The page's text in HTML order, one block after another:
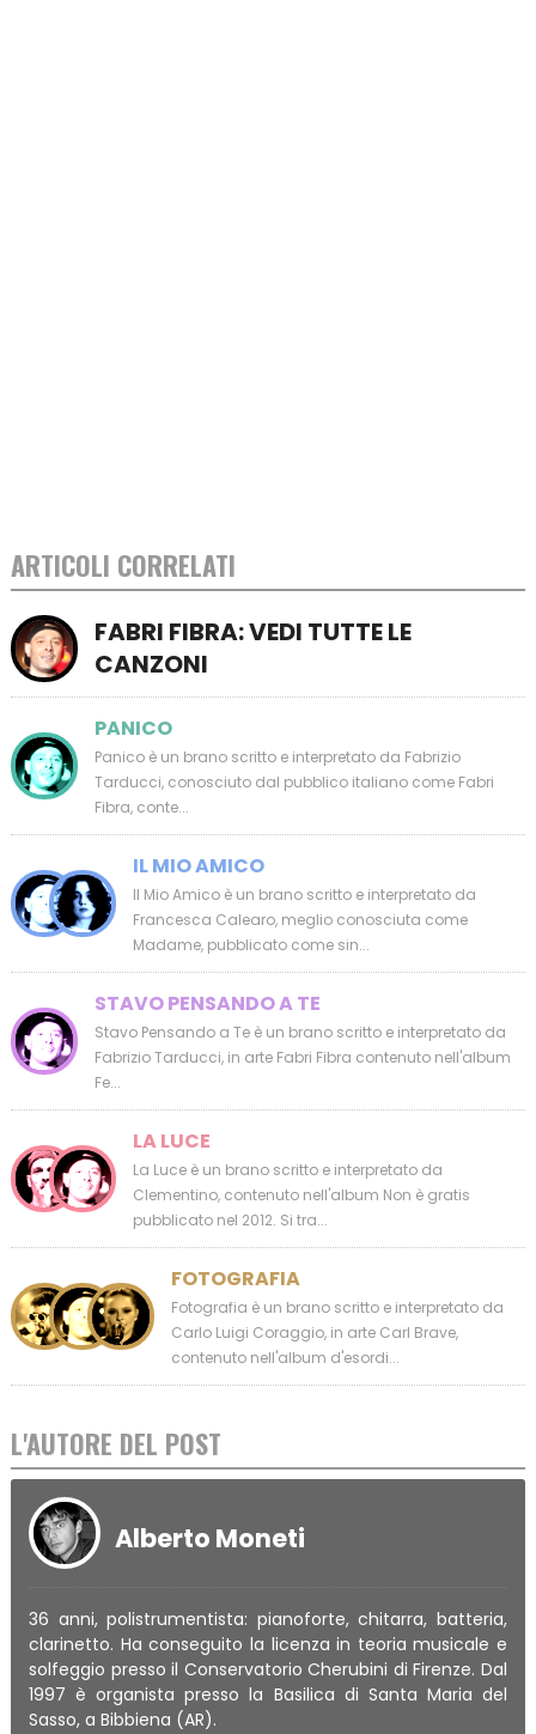
ARTICOLI CORRELATI
FABRI FIBRA: VEDI TUTTE LE
CANZONI
PANICO
Panico è un brano scritto e interpretato da Fabrizio
Tarducci, conosciuto dal pubblico italiano come Fabri
Fibra, conte...
IL MIO AMICO
Il Mio Amico è un brano scritto e interpretato da
Francesca Calearo, meglio conosciuta come
Madame, pubblicato come sin...
STAVO PENSANDO A TE
Stavo Pensando a Te è un brano scritto e interpretato da
Fabrizio Tarducci, in arte Fabri Fibra contenuto nell'album
Fe...
LA LUCE
La Luce è un brano scritto e interpretato da
Clementino, contenuto nell'album Non è gratis
pubblicato nel 2012. Si tra...
FOTOGRAFIA
Fotografia è un brano scritto e interpretato da
Carlo Luigi Coraggio, in arte Carl Brave,
contenuto nell'album d'esordi...
L'AUTORE DEL POST
Alberto Moneti
36 anni, polistrumentista: pianoforte, chitarra, batteria,
clarinetto. Ha conseguito la licenza in teoria musicale e
solfeggio presso il Conservatorio Cherubini di Firenze. Dal
1997 è organista presso la Basilica di Santa Maria del
Sasso, a Bibbiena (AR).